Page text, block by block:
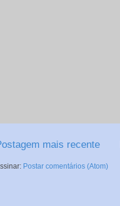
mais recente
Postar comentários (Atom)